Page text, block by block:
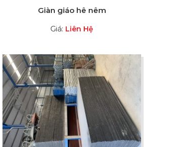
Giàn giáo hê nêm
Giá: Liên Hệ